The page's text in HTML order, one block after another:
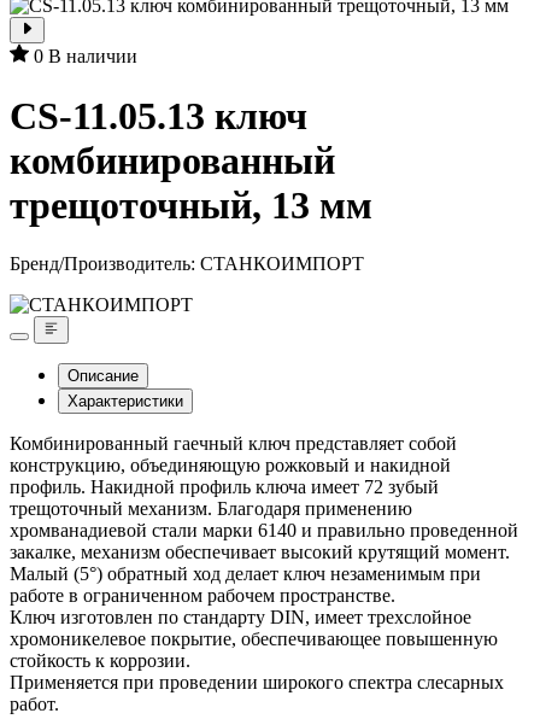
0 В наличии
CS-11.05.13 ключ
комбинированный
трещоточный, 13 мм
Бренд/Производитель: СТАНКОИМПОРТ
Описание
Характеристики
Комбинированный гаечный ключ представляет собой
конструкцию, объединяющую рожковый и накидной
профиль. Накидной профиль ключа имеет 72 зубый
трещоточный механизм. Благодаря применению
хромванадиевой стали марки 6140 и правильно проведенной
закалке, механизм обеспечивает высокий крутящий момент.
Малый (5°) обратный ход делает ключ незаменимым при
работе в ограниченном рабочем пространстве.
Ключ изготовлен по стандарту DIN, имеет трехслойное
хромоникелевое покрытие, обеспечивающее повышенную
стойкость к коррозии.
Применяется при проведении широкого спектра слесарных
работ.